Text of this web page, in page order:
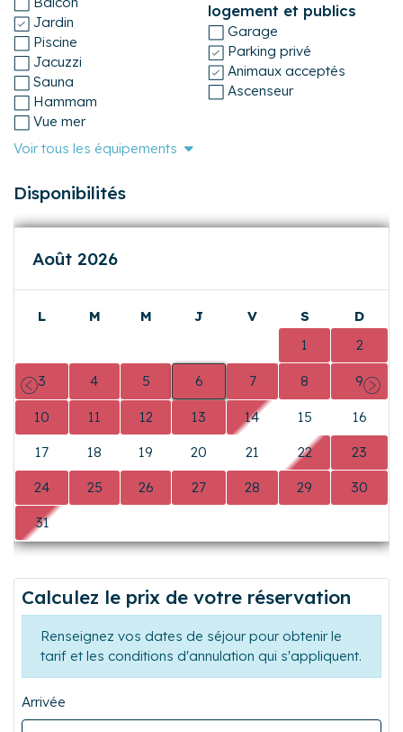
Linge de maison fourni
WiFi
Internet fibre optique
Terrasse
Balcon
Jardin
Piscine
Hammam
Vue mer
Chambres
Draps fournis
Disposition du
Voir tous les équipements
Disponibilités
Août 2026
L M M J V S
D
0
0 0 0 0 1 2
3 4 5 6 7 8 9
10
17 18 19 20 21 22 23
24 26 28
Précédent
Calculez le prix de votre réservation